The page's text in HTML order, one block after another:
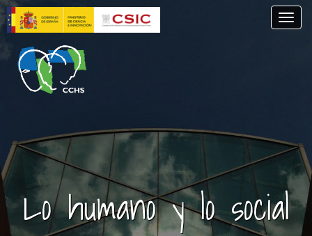
Pasar
al
contenido
principal
Lo humano y lo social